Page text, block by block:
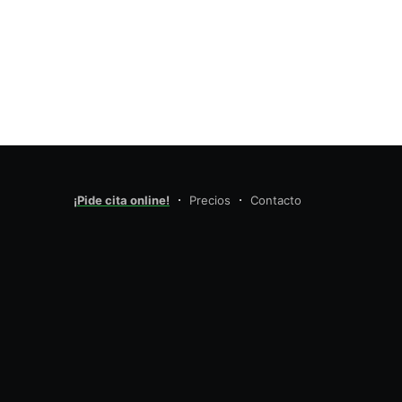
¡Pide cita online! Precios Contacto